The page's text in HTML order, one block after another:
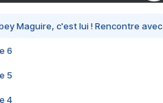
Maguire, c'est lui ! Rencontre
6
5
4